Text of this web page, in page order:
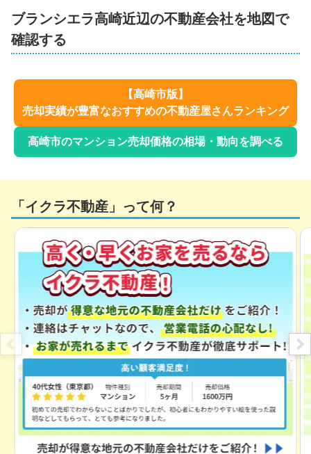
ブランシエラ高崎近辺の不動産会社を地図で
確認する
【高崎市版】
売却実績が豊富なおすすめの不動産屋さんランキング
高崎市のマンション売却価格の相場・動向を調べる
「イクラ不動産」って何？